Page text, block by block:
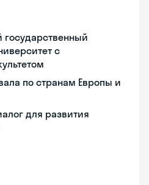
с
по странам Европы и
для развития